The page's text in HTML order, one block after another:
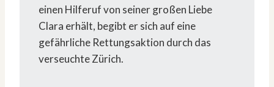
einen Hilferuf von seiner großen Liebe
Clara erhält, begibt er sich auf eine
gefährliche Rettungsaktion durch das
verseuchte Zürich.